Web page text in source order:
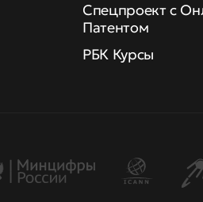
Спецпроект с
Патентом
РБК Курсы